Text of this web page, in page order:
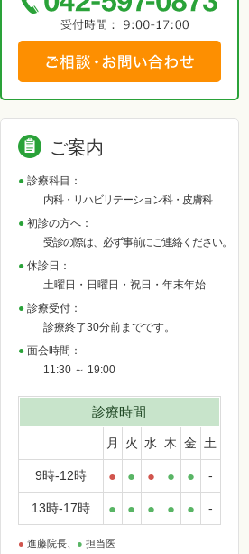
ご案内
診療科目：
内科・リハビリテーション科・皮膚科
初診の方へ：
受診の際は、必ず事前にご連絡ください。
休診日：
土曜日・日曜日・祝日・年末年始
診療受付：
診療終了30分前までです。
面会時間：
11:30 ～ 19:00
診療時間
月 火 水 木 金 土
9時-12時 ● ● ● ● ● -
13時-17時 ● ● ● ● ● -
● 進藤院長、 ● 担当医